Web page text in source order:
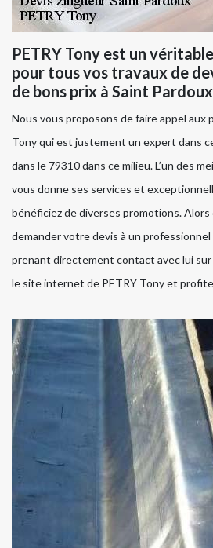
PETRY Tony est un
pour tous vos travaux de
de bons prix à Saint
Nous vous proposons de faire appel aux
Tony qui est justement un expert dans
dans le 79310 dans ce milieu. L’un des
vous donne ses services et
bénéficiez de diverses promotions.
demander votre devis à un professionnel
prenant directement contact avec lui
le site internet de PETRY Tony et